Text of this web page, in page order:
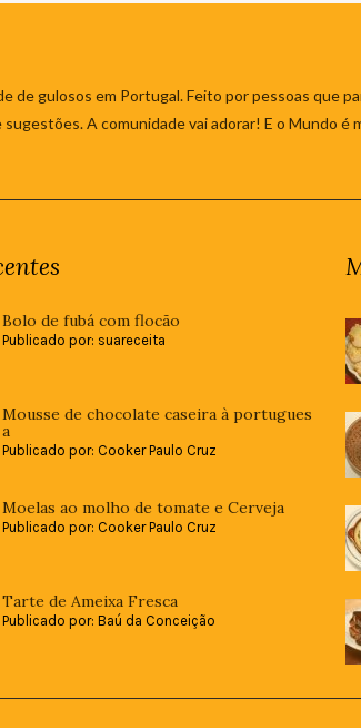
de gulosos em Portugal. Feito por pessoas que
A comunidade vai adorar! E o Mundo é
Bolo de fubá com flocão
Publicado por: suareceita
Mousse de chocolate caseira à portugues
a
Publicado por: Cooker Paulo Cruz
Moelas ao molho de tomate e Cerveja
Publicado por: Cooker Paulo Cruz
Tarte de Ameixa Fresca
Publicado por: Baú da Conceição